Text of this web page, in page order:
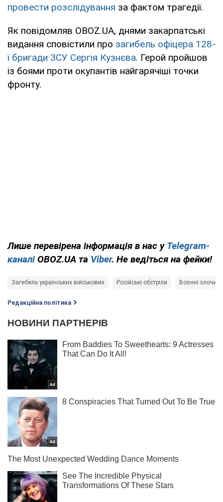
провести розслідування за фактом трагедії.
Як повідомляв OBOZ.UA, днями закарпатські
видання сповістили про загибель офіцера 128-
ї бригади ЗСУ Сергія Кузнєва. Герой пройшов
із боями проти окупантів найгарячіші точки
фронту.
Лише перевірена інформація в нас у Telegram-
каналі OBOZ.UA та Viber. Не ведіться на фейки!
Загибель українських військових Російські обстріли Воєнні злочини
Редакційна політика